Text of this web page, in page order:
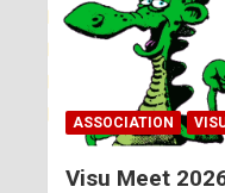
ASSOCIATION
Visu Meet